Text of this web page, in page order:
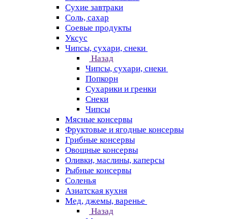
Сухие завтраки
Соль, сахар
Соевые продукты
Уксус
Чипсы, сухари, снеки
Назад
Чипсы, сухари, снеки
Попкорн
Сухарики и гренки
Снеки
Чипсы
Мясные консервы
Фруктовые и ягодные консервы
Грибные консервы
Овощные консервы
Оливки, маслины, каперсы
Рыбные консервы
Соленья
Азиатская кухня
Мед, джемы, варенье
Назад